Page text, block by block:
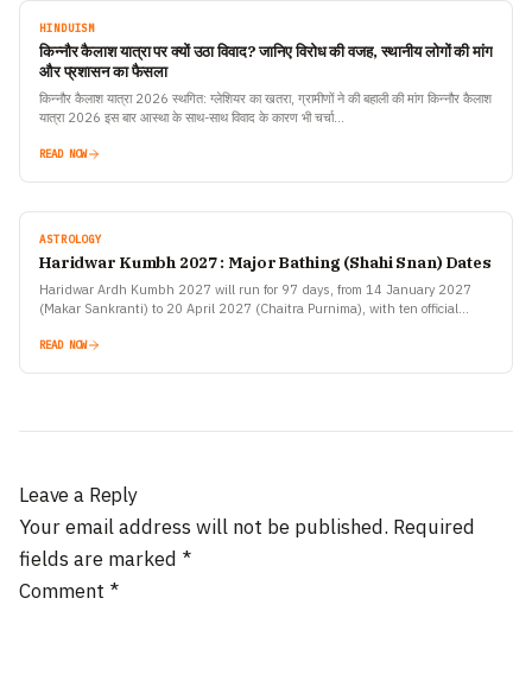
HINDUISM
किन्नौर कैलाश यात्रा पर क्यों उठा विवाद? जानिए विरोध की वजह, स्थानीय लोगों की मांग
और प्रशासन का फैसला
किन्नौर कैलाश यात्रा 2026 स्थगित: ग्लेशियर का खतरा, ग्रामीणों ने की बहाली की मांग किन्नौर कैलाश
यात्रा 2026 इस बार आस्था के साथ-साथ विवाद के कारण भी चर्चा…
READ NOW
ASTROLOGY
Haridwar Kumbh 2027 : Major Bathing (Shahi Snan) Dates
Haridwar Ardh Kumbh 2027 will run for 97 days, from 14 January 2027
(Makar Sankranti) to 20 April 2027 (Chaitra Purnima), with ten official
READ NOW
Leave a Reply
Your email address will not be published. Required
fields are marked *
Comment *